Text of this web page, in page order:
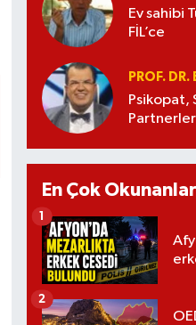
Ev sahibi
FİL’ce
PROF. DR.
Psikopat,
En Çok Okunanlar
1
2